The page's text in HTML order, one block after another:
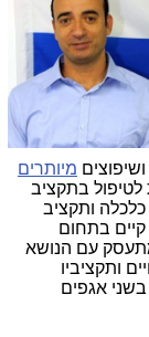
ושיפוצים מיותרים
בתקציב
ותקציב
בתחום
עם הנושא
ותקציביו
אגפים